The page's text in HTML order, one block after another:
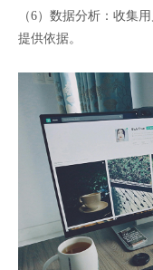
（6）数据分析：收集
提供依据。